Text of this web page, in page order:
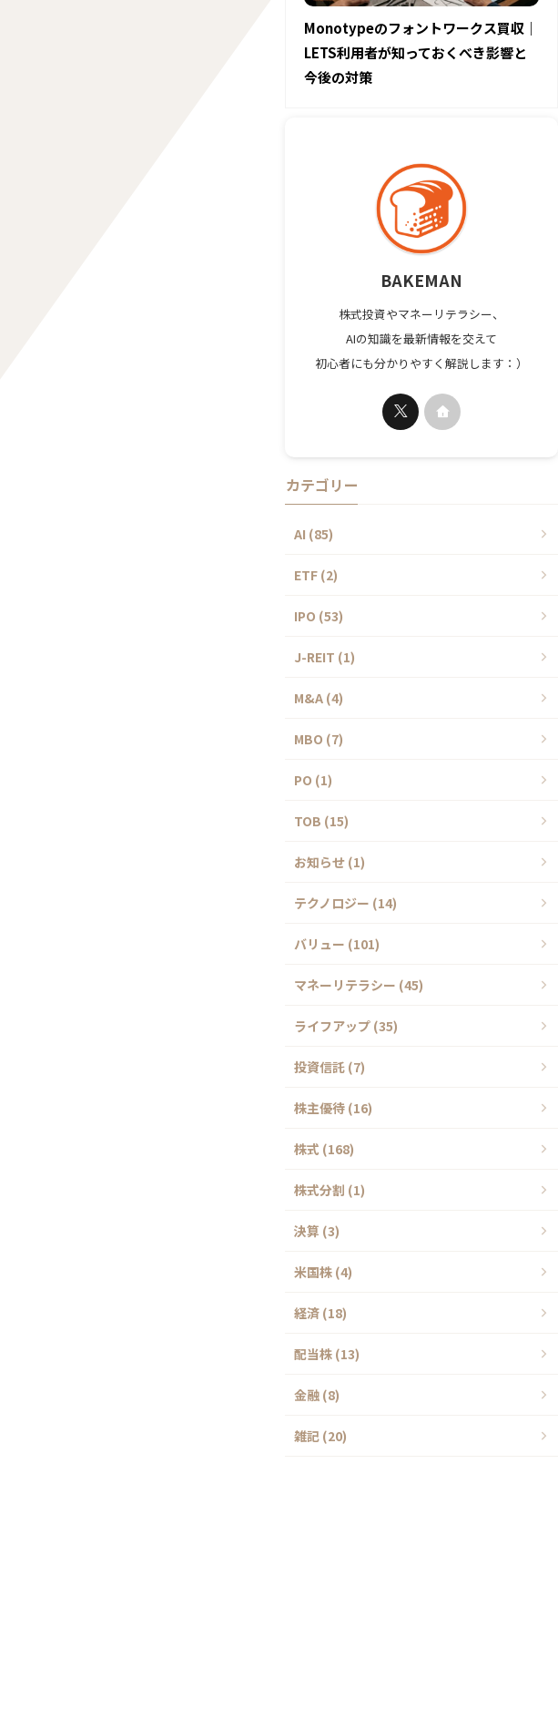
Monotypeのフォントワークス買収｜
LETS利用者が知っておくべき影響と
今後の対策
BAKEMAN
株式投資やマネーリテラシー、
AIの知識を最新情報を交えて
初心者にも分かりやすく解説します：）
カテゴリー
AI (85)
ETF (2)
IPO (53)
J-REIT (1)
M&A (4)
MBO (7)
PO (1)
TOB (15)
お知らせ (1)
テクノロジー (14)
バリュー (101)
マネーリテラシー (45)
ライフアップ (35)
投資信託 (7)
株主優待 (16)
株式 (168)
株式分割 (1)
決算 (3)
米国株 (4)
経済 (18)
配当株 (13)
金融 (8)
雑記 (20)